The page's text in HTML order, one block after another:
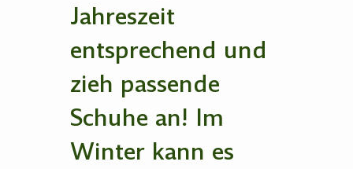
Jahreszeit
entsprechend und
zieh passende
Schuhe an! Im
Winter kann es